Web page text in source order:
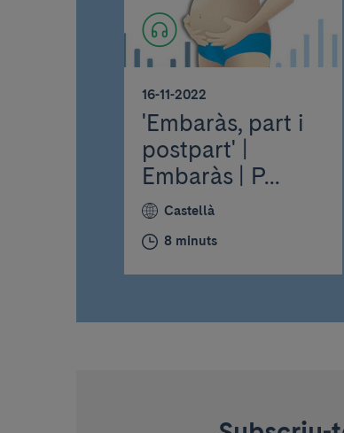
16-11-2022
'Embaràs, part i
postpart' |
Embaràs | P...
Castellà
8 minuts